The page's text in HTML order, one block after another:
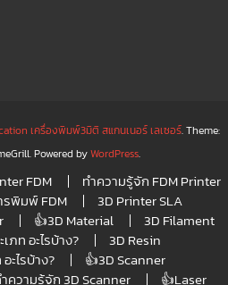
เครื่องพิมพ์3มิติ สแกนเนอร์ เลเซอร์. Theme:
Powered byWordPress.
FDM
ทำความรู้จัก FDM Printer
รพิมพ์ FDM
3D Printer SLA
👍3D Material
3D Filament
ภท อะไรบ้าง?
3D Resin
ะไรบ้าง?
👍3D Scanner
ความรู้จัก 3D Scanner
👍Laser